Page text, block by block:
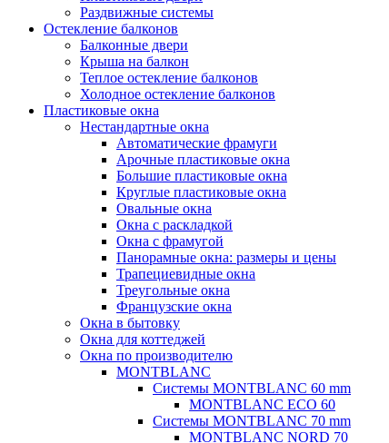
Раздвижные системы
Остекление балконов
Балконные двери
Крыша на балкон
Теплое остекление балконов
Холодное остекление балконов
Пластиковые окна
Нестандартные окна
Автоматические фрамуги
Арочные пластиковые окна
Большие пластиковые окна
Круглые пластиковые окна
Овальные окна
Окна с раскладкой
Окна с фрамугой
Панорамные окна: размеры и цены
Трапециевидные окна
Треугольные окна
Французские окна
Окна в бытовку
Окна для коттеджей
Окна по производителю
MONTBLANC
Системы MONTBLANC 60 mm
MONTBLANC ECO 60
Системы MONTBLANC 70 mm
MONTBLANC NORD 70